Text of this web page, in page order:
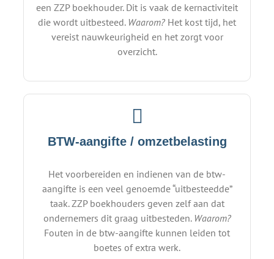
een ZZP boekhouder. Dit is vaak de kernactiviteit
die wordt uitbesteed. Waarom? Het kost tijd, het
vereist nauwkeurigheid en het zorgt voor
overzicht.
BTW-aangifte / omzetbelasting
Het voorbereiden en indienen van de btw-
aangifte is een veel genoemde “uitbesteedde”
taak. ZZP boekhouders geven zelf aan dat
ondernemers dit graag uitbesteden. Waarom?
Fouten in de btw-aangifte kunnen leiden tot
boetes of extra werk.